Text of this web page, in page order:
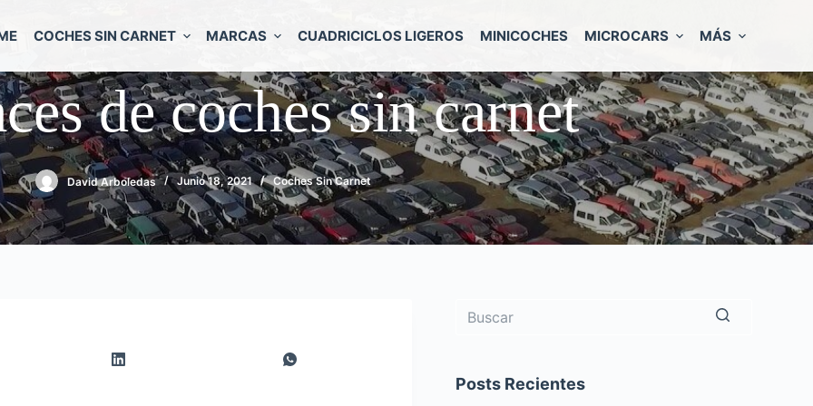
COCHES SIN CARNET MARCAS CUADRICICLOS LIGEROS MINICOCHES MICROCARS MÁS
de coches sin carnet
David Arboledas Junio 18, 2021 Coches Sin Carnet
Posts Recientes